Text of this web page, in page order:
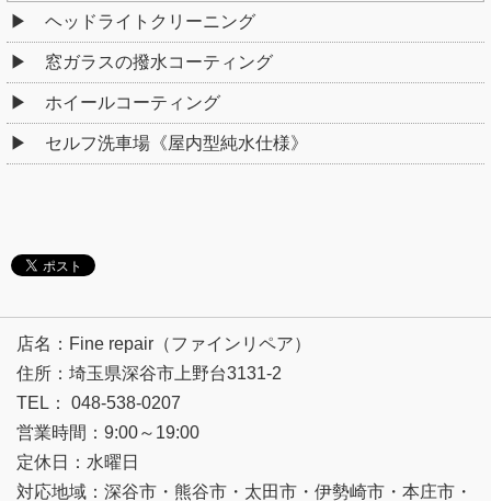
ヘッドライトクリーニング
窓ガラスの撥水コーティング
ホイールコーティング
セルフ洗車場《屋内型純水仕様》
店名：Fine repair（ファインリペア）
住所：埼玉県深谷市上野台3131-2
TEL： 048-538-0207
営業時間：9:00～19:00
定休日：水曜日
対応地域：深谷市・熊谷市・太田市・伊勢崎市・本庄市・